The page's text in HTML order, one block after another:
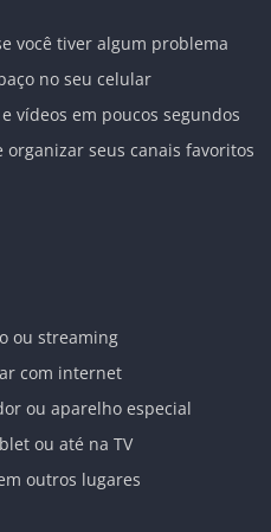
você tiver algum problema
no seu celular
vídeos em poucos segundos
organizar seus canais favoritos
ou streaming
com internet
ou aparelho especial
ou até na TV
outros lugares